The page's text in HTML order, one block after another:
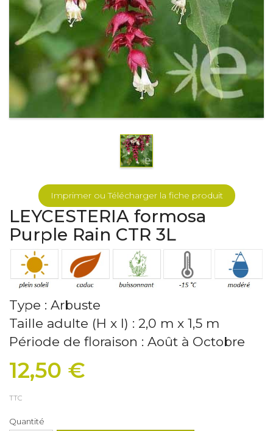
Imprimer ou Télécharger la fiche produit
LEYCESTERIA formosa
Purple Rain CTR 3L
Type : Arbuste
Taille adulte (H x l) : 2,0 m x 1,5 m
Période de floraison : Août à Octobre
12,50 €
TTC
Quantité